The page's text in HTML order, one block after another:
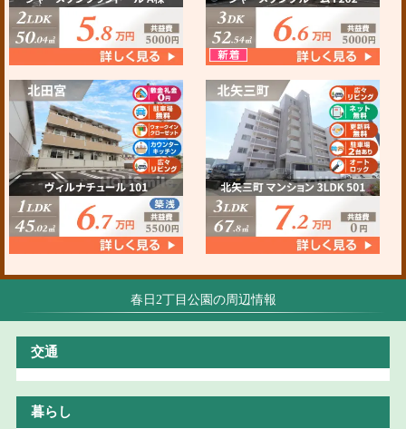
春日2丁目公園の周辺情報
交通
暮らし